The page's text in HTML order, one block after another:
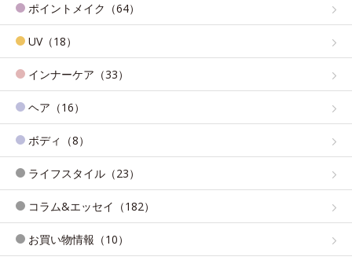
ポイントメイク（64）
UV（18）
インナーケア（33）
ヘア（16）
ボディ（8）
ライフスタイル（23）
コラム&エッセイ（182）
お買い物情報（10）